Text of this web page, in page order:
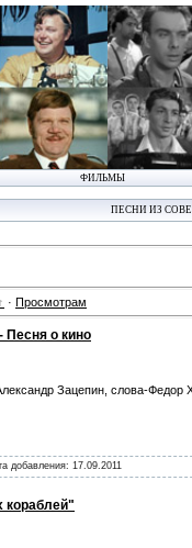
ФИЛЬМЫ
ПЕСНИ ИЗ
· Просмотрам
о кино
Зацепин, слова-Федор
добавления: 17.09.2011
кораблей"